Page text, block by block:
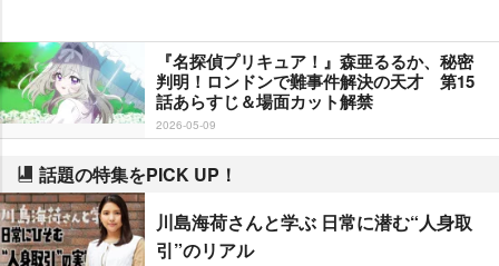
『名探偵プリキュア！』森亜るるか、秘密
判明！ロンドンで難事件解決の天才 第15
話あらすじ＆場面カット解禁
2026-05-09
話題の特集をPICK UP！
川島海荷さんと学ぶ 日常に潜む“人身取
引”のリアル